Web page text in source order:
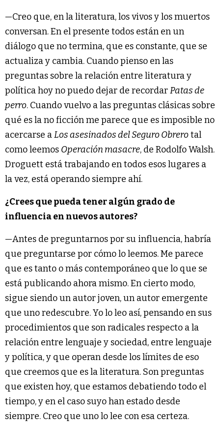
—Creo que, en la literatura, los vivos y los muertos
conversan. En el presente todos están en un
diálogo que no termina, que es constante, que se
actualiza y cambia. Cuando pienso en las
preguntas sobre la relación entre literatura y
política hoy no puedo dejar de recordarPatas de
perro. Cuando vuelvo a las preguntas clásicas sobre
qué es la no ficción me parece que es imposible no
acercarse aLos asesinados del Seguro Obrerotal
como leemos Operación masacre, de Rodolfo Walsh.
Droguett está trabajando en todos esos lugares a
la vez, está operando siempre ahí.
¿Crees que pueda tener algún grado de
influencia en nuevos autores?
—Antes de preguntarnos por su influencia, habría
que preguntarse por cómo lo leemos. Me parece
que es tanto o más contemporáneo que lo que se
está publicando ahora mismo. En cierto modo,
sigue siendo un autor joven, un autor emergente
que uno redescubre. Yo lo leo así, pensando en sus
procedimientos que son radicales respecto a la
relación entre lenguaje y sociedad, entre lenguaje
y política, y que operan desde los límites de eso
que creemos que es la literatura. Son preguntas
que existen hoy, que estamos debatiendo todo el
tiempo, y en el caso suyo han estado desde
siempre. Creo que uno lo lee con esa certeza.